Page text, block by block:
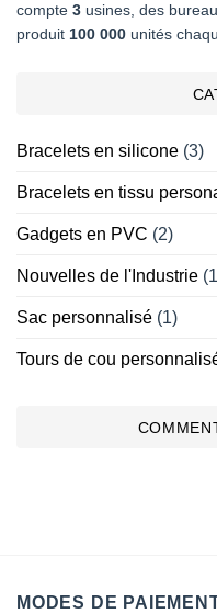
compte 3 usines, des
produit 100 000 unités
Bracelets en silicone (3)
Bracelets en tissu
Gadgets en PVC (2)
Nouvelles de l'Industrie
Sac personnalisé (1)
Tours de cou
MODES DE